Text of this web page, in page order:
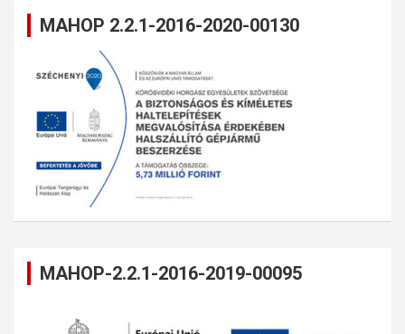
MAHOP 2.2.1-2016-2020-00130
MAHOP-2.2.1-2016-2019-00095